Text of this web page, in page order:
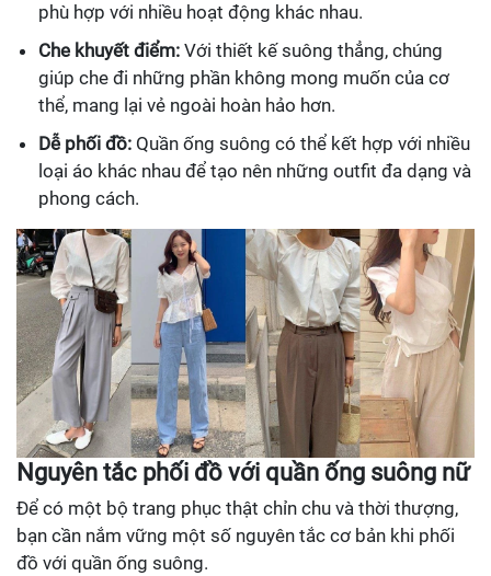
phù hợp với nhiều hoạt động khác nhau.
Che khuyết điểm: Với thiết kế suông thẳng, chúng
giúp che đi những phần không mong muốn của cơ
thể, mang lại vẻ ngoài hoàn hảo hơn.
Dễ phối đồ: Quần ống suông có thể kết hợp với nhiều
loại áo khác nhau để tạo nên những outfit đa dạng và
phong cách.
Nguyên tắc phối đồ với quần ống suông nữ
Để có một bộ trang phục thật chỉn chu và thời thượng,
bạn cần nắm vững một số nguyên tắc cơ bản khi phối
đồ với quần ống suông.